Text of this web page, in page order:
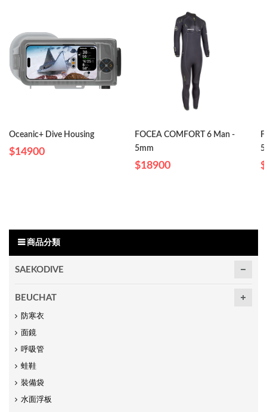
Oceanic+ Dive Housing
$14900
FOCEA COMFORT 6 Man -
5mm
$18900
商品分類
SAEKODIVE
BEUCHAT
防寒衣
面鏡
呼吸管
蛙鞋
裝備袋
水面浮板